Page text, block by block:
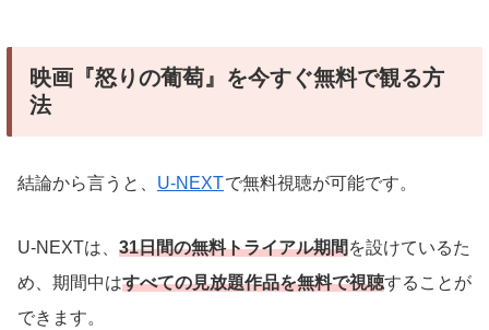
映画『怒りの葡萄』を今すぐ無料で観る方
法
結論から言うと、 U-NEXTで無料視聴が可能です。
U-NEXTは、 31日間の無料トライアル期間を設けているた
め、期間中はすべての見放題作品を無料で視聴することが
できます。